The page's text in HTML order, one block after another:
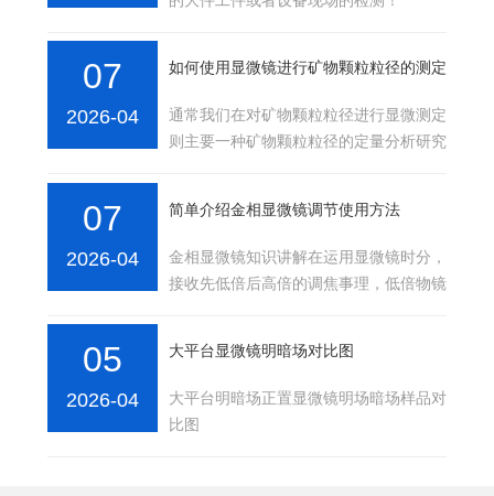
07
2026-04
如何使用显微镜进行矿物颗粒粒径的测定
通常我们在对矿物颗粒粒径进行显微测定
则主要一种矿物颗粒粒径的定量分析研究
07
2026-04
简单介绍金相显微镜调节使用方法
金相显微镜知识讲解在运用显微镜时分，
接收先低倍后高倍的调焦事理，低倍物镜
05
2026-04
大平台显微镜明暗场对比图
大平台明暗场正置显微镜明场暗场样品对
比图